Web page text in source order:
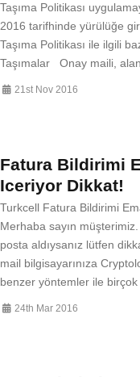
Taşıma Politikası
2016 tarifhinde yürülüğe
Taşıma Politikası ile ilgili
Taşımalar Onay maili, alan
21st Nov 2016
Fatura Bildirimi
Iceriyor Dikkat!
Turkcell Fatura Bildirimi
Merhaba sayın
posta aldıysanız lütfen
mail bilgisayarınıza
benzer yöntemler ile birçok
24th Mar 2016